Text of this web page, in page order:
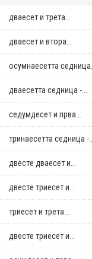
дваесет и трета...
дваесет и втора...
осумнaесетта седница...
дваесетта седница -...
седумдесет и прва...
тринаесетта седница -...
двестe дваесет и...
двестe триесет и...
триесет и трета...
двестe триесет и...